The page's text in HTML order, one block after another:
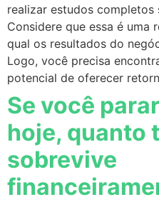
realizar estudos completos
Considere que essa é uma
qual os resultados do
Logo, você precisa
potencial de oferecer
Se você
hoje, quanto
sobrevive